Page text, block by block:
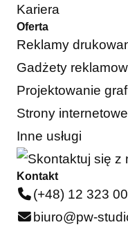
Kariera
Oferta
Reklamy
Gadżety
Projektowanie
Strony internetowe
Inne usługi
Kontakt
(+48) 12 323
biuro@pw-